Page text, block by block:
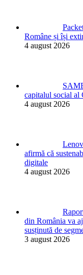
Române și își
4 august 2026
capitalul social al
4 august 2026
afirmă că
digitale
4 august 2026
din România va
susținută de
3 august 2026